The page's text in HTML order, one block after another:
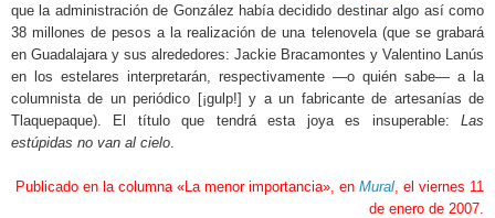
que la administración de González había decidido destinar algo así como
38 millones de pesos a la realización de una telenovela (que se grabará
en Guadalajara y sus alrededores: Jackie Bracamontes y Valentino Lanús
en los estelares interpretarán, respectivamente —o quién sabe— a la
columnista de un periódico [¡gulp!] y a un fabricante de artesanías de
Tlaquepaque). El título que tendrá esta joya es insuperable: Las
estúpidas no van al cielo
Publicado en la columna «La menor importancia», en Mural , el viernes 11
de enero de 2007.